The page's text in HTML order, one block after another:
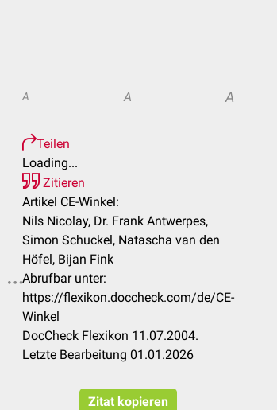
A A A
Teilen
Loading...
Zitieren
Artikel CE-Winkel:
Nils Nicolay, Dr. Frank Antwerpes,
Simon Schuckel, Natascha van den
Höfel, Bijan Fink
Abrufbar unter:
https://flexikon.doccheck.com/de/CE-
Winkel
DocCheck Flexikon 11.07.2004.
Letzte Bearbeitung 01.01.2026
Zitat kopieren